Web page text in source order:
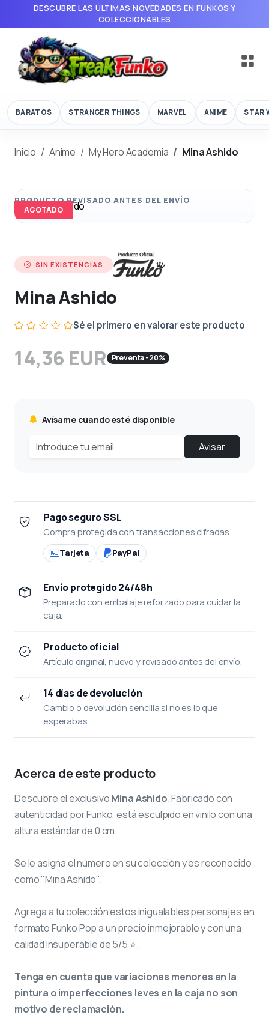
DESCUBRE LAS ÚLTIMAS NOVEDADES EN FUNKOS Y
COLECCIONABLES
BARATOS STRANGER THINGS MARVEL ANIME STAR
Inicio Anime My Hero Academia Mina Ashido
AGOTADO
SIN EXISTENCIAS
Mina Ashido
Sé el primero en valorar este producto
14,36 EUR Preventa -20%
Avísame cuando esté disponible
Avisar
Pago seguro SSL
Compra protegida con transacciones cifradas.
Tarjeta PayPal
Envío protegido 24/48h
Preparado con embalaje reforzado para cuidar la
caja.
Producto oficial
Artículo original, nuevo y revisado antes del envío.
14 días de devolución
Cambio o devolución sencilla si no es lo que
esperabas.
Acerca de este producto
Descubre el exclusivoMina Ashido. Fabricado con
autenticidad por Funko, está esculpido en vinilo con una
altura estándar de 0 cm.
Se le asigna el númeroen su colección y es reconocido
como "Mina Ashido".
Agrega a tu colección estos inigualables personajes en
formato Funko Pop a un precio inmejorable y con una
calidad insuperable de 5/5 ⭐.
Tenga en cuenta que variaciones menores en la
pintura o imperfecciones leves en la caja no son
motivo de reclamación.